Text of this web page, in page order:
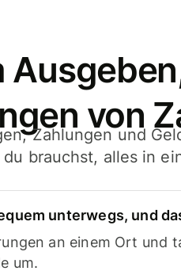
von
Zahlungen und
brauchst, alles in
unterwegs, und
an einem Ort und
um.